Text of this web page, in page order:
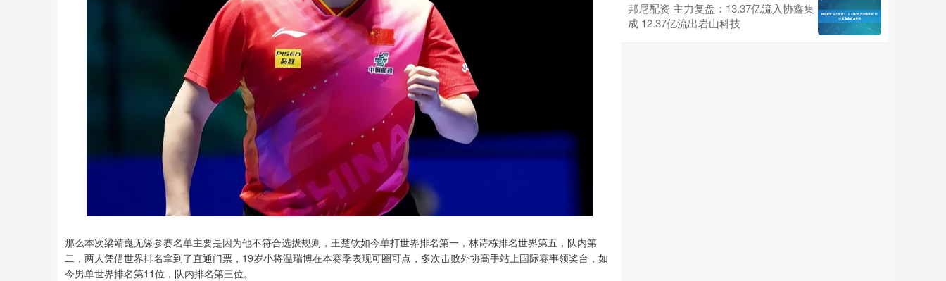
那么本次梁靖崑无缘参赛名单主要是因为他不符合选拔规则，王楚钦如今单打世界排名第一，林诗栋排名世界第五，队内第
二，两人凭借世界排名拿到了直通门票，19岁小将温瑞博在本赛季表现可圈可点，多次击败外协高手站上国际赛事领奖台，如
今男单世界排名第11位，队内排名第三位。
邦尼配资 主力复盘：13.37亿流入协鑫集
成 12.37亿流出岩山科技